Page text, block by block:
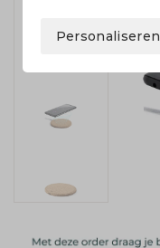
Personaliseren